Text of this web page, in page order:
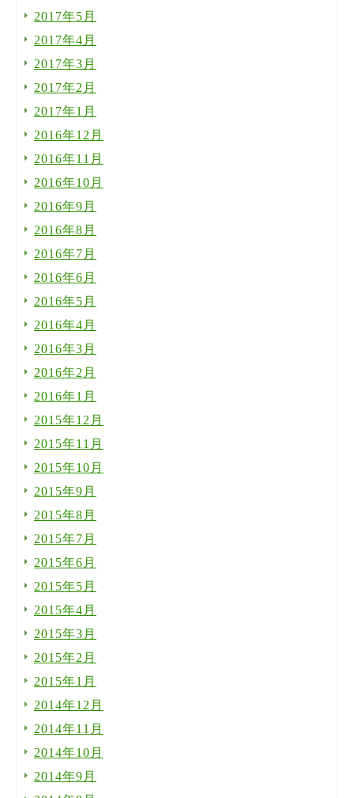
2017年5月
2017年4月
2017年3月
2017年2月
2017年1月
2016年12月
2016年11月
2016年10月
2016年9月
2016年8月
2016年7月
2016年6月
2016年5月
2016年4月
2016年3月
2016年2月
2016年1月
2015年12月
2015年11月
2015年10月
2015年9月
2015年8月
2015年7月
2015年6月
2015年5月
2015年4月
2015年3月
2015年2月
2015年1月
2014年12月
2014年11月
2014年10月
2014年9月